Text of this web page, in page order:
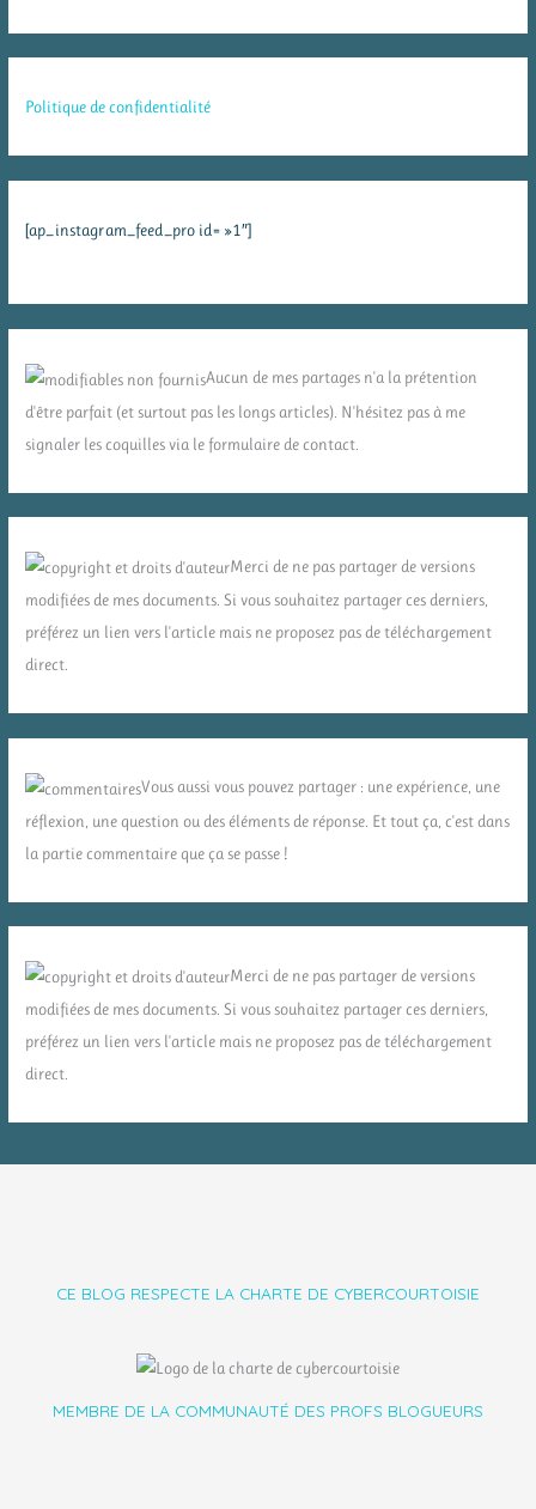
Politique de confidentialité
[ap_instagram_feed_pro id= »1″]
Aucun de mes partages n'a la prétention
d'être parfait (et surtout pas les longs articles). N'hésitez pas à me
signaler les coquilles via le formulaire de contact.
Merci de ne pas partager de versions
modifiées de mes documents. Si vous souhaitez partager ces derniers,
préférez un lien vers l'article mais ne proposez pas de téléchargement
direct.
Vous aussi vous pouvez partager : une expérience, une
réflexion, une question ou des éléments de réponse. Et tout ça, c'est dans
la partie commentaire que ça se passe !
Merci de ne pas partager de versions
modifiées de mes documents. Si vous souhaitez partager ces derniers,
préférez un lien vers l'article mais ne proposez pas de téléchargement
direct.
CE BLOG RESPECTE LA CHARTE DE CYBERCOURTOISIE
MEMBRE DE LA COMMUNAUTÉ DES PROFS BLOGUEURS